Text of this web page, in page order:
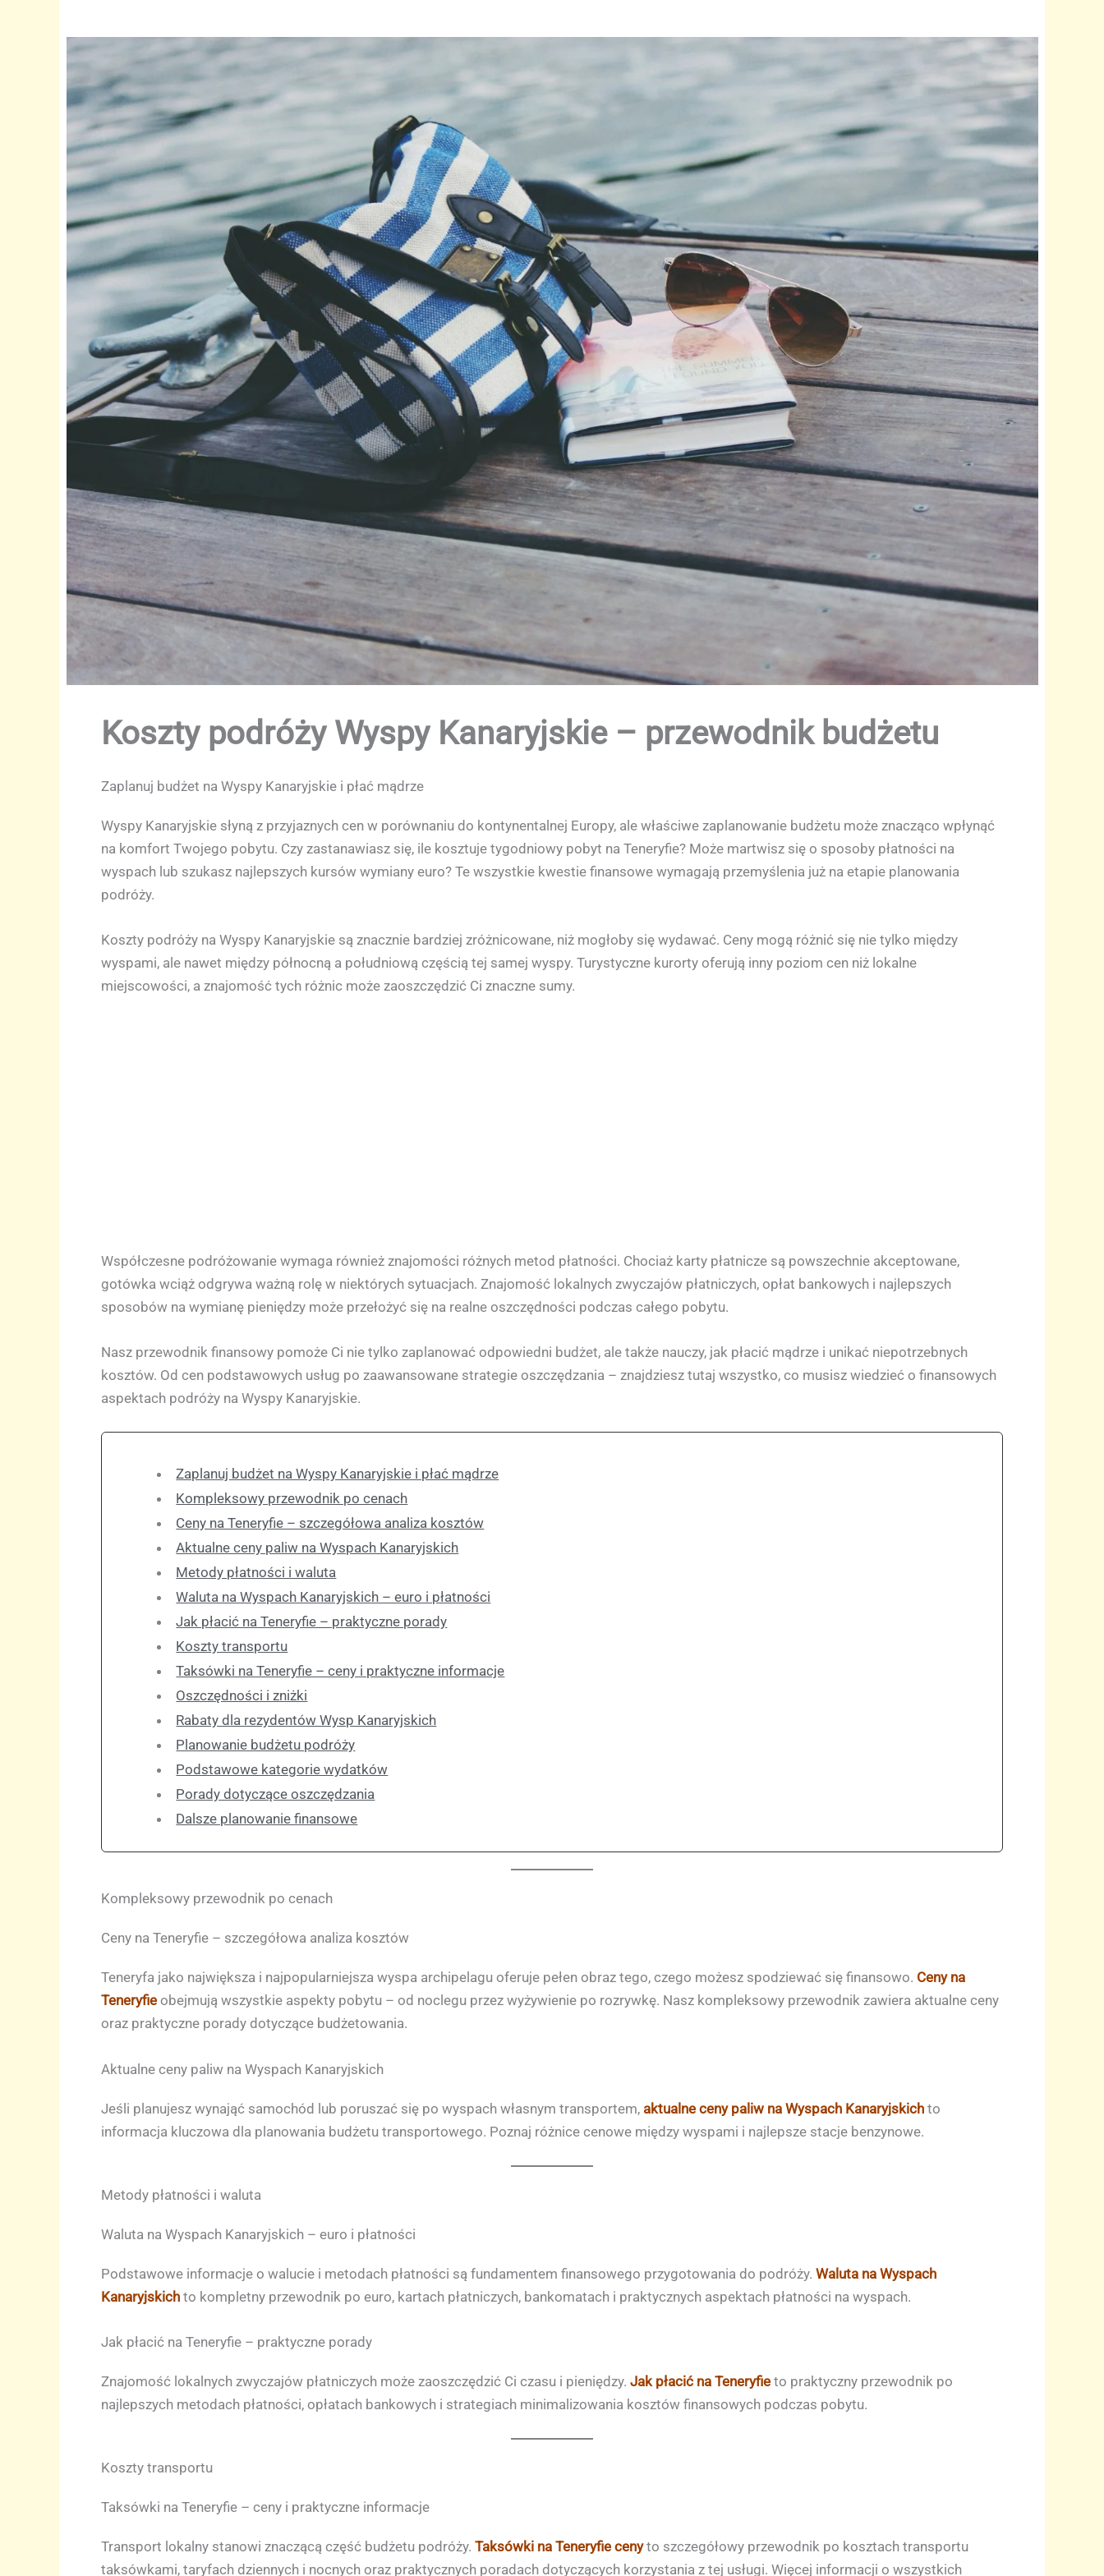
Koszty podróży Wyspy Kanaryjskie – przewodnik budżetu
Zaplanuj budżet na Wyspy Kanaryjskie i płać mądrze
Wyspy Kanaryjskie słyną z przyjaznych cen w porównaniu do kontynentalnej Europy, ale właściwe zaplanowanie budżetu może znacząco wpłynąć
na komfort Twojego pobytu. Czy zastanawiasz się, ile kosztuje tygodniowy pobyt na Teneryfie? Może martwisz się o sposoby płatności na
wyspach lub szukasz najlepszych kursów wymiany euro? Te wszystkie kwestie finansowe wymagają przemyślenia już na etapie planowania
podróży.
Koszty podróży na Wyspy Kanaryjskie są znacznie bardziej zróżnicowane, niż mogłoby się wydawać. Ceny mogą różnić się nie tylko między
wyspami, ale nawet między północną a południową częścią tej samej wyspy. Turystyczne kurorty oferują inny poziom cen niż lokalne
miejscowości, a znajomość tych różnic może zaoszczędzić Ci znaczne sumy.
Współczesne podróżowanie wymaga również znajomości różnych metod płatności. Chociaż karty płatnicze są powszechnie akceptowane,
gotówka wciąż odgrywa ważną rolę w niektórych sytuacjach. Znajomość lokalnych zwyczajów płatniczych, opłat bankowych i najlepszych
sposobów na wymianę pieniędzy może przełożyć się na realne oszczędności podczas całego pobytu.
Nasz przewodnik finansowy pomoże Ci nie tylko zaplanować odpowiedni budżet, ale także nauczy, jak płacić mądrze i unikać niepotrzebnych
kosztów. Od cen podstawowych usług po zaawansowane strategie oszczędzania – znajdziesz tutaj wszystko, co musisz wiedzieć o finansowych
aspektach podróży na Wyspy Kanaryjskie.
Zaplanuj budżet na Wyspy Kanaryjskie i płać mądrze
Kompleksowy przewodnik po cenach
Ceny na Teneryfie – szczegółowa analiza kosztów
Aktualne ceny paliw na Wyspach Kanaryjskich
Metody płatności i waluta
Waluta na Wyspach Kanaryjskich – euro i płatności
Jak płacić na Teneryfie – praktyczne porady
Koszty transportu
Taksówki na Teneryfie – ceny i praktyczne informacje
Oszczędności i zniżki
Rabaty dla rezydentów Wysp Kanaryjskich
Planowanie budżetu podróży
Podstawowe kategorie wydatków
Porady dotyczące oszczędzania
Dalsze planowanie finansowe
Kompleksowy przewodnik po cenach
Ceny na Teneryfie – szczegółowa analiza kosztów
Teneryfa jako największa i najpopularniejsza wyspa archipelagu oferuje pełen obraz tego, czego możesz spodziewać się finansowo. Ceny na
Teneryfie obejmują wszystkie aspekty pobytu – od noclegu przez wyżywienie po rozrywkę. Nasz kompleksowy przewodnik zawiera aktualne ceny
oraz praktyczne porady dotyczące budżetowania.
Aktualne ceny paliw na Wyspach Kanaryjskich
Jeśli planujesz wynająć samochód lub poruszać się po wyspach własnym transportem, aktualne ceny paliw na Wyspach Kanaryjskich to
informacja kluczowa dla planowania budżetu transportowego. Poznaj różnice cenowe między wyspami i najlepsze stacje benzynowe.
Metody płatności i waluta
Waluta na Wyspach Kanaryjskich – euro i płatności
Podstawowe informacje o walucie i metodach płatności są fundamentem finansowego przygotowania do podróży. Waluta na Wyspach
Kanaryjskich to kompletny przewodnik po euro, kartach płatniczych, bankomatach i praktycznych aspektach płatności na wyspach.
Jak płacić na Teneryfie – praktyczne porady
Znajomość lokalnych zwyczajów płatniczych może zaoszczędzić Ci czasu i pieniędzy. Jak płacić na Teneryfie to praktyczny przewodnik po
najlepszych metodach płatności, opłatach bankowych i strategiach minimalizowania kosztów finansowych podczas pobytu.
Koszty transportu
Taksówki na Teneryfie – ceny i praktyczne informacje
Transport lokalny stanowi znaczącą część budżetu podróży. Taksówki na Teneryfie cenyto szczegółowy przewodnik po kosztach transportu
taksówkami, taryfach dziennych i nocnych oraz praktycznych poradach dotyczących korzystania z tej usługi. Więcej informacji o wszystkich